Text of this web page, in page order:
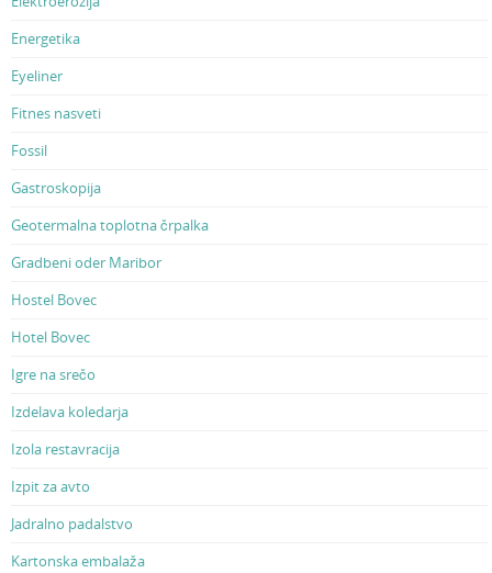
Energetika
Eyeliner
Fitnes nasveti
Fossil
Gastroskopija
Geotermalna toplotna črpalka
Gradbeni oder Maribor
Hostel Bovec
Hotel Bovec
Igre na srečo
Izdelava koledarja
Izola restavracija
Izpit za avto
Jadralno padalstvo
Kartonska embalaža